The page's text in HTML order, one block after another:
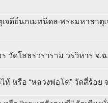
จดีย์นภเมทนีดล-พระมหาธาตุ
วัดโสธรวราราม วรวิหาร จ.ฉ
ห้ หรือ “หลวงพ่อโต” วัดสี่ร้อย